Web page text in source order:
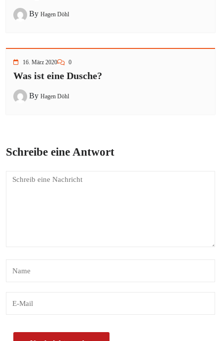
By Hagen Döhl
16. März 2020 0
Was ist eine Dusche?
By Hagen Döhl
Schreibe eine Antwort